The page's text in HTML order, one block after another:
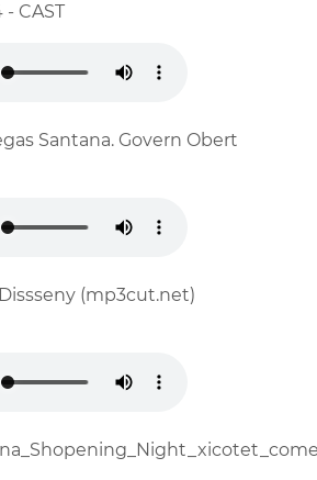
- CAST
Santana. Govern Obert
Dissseny (mp3cut.net)